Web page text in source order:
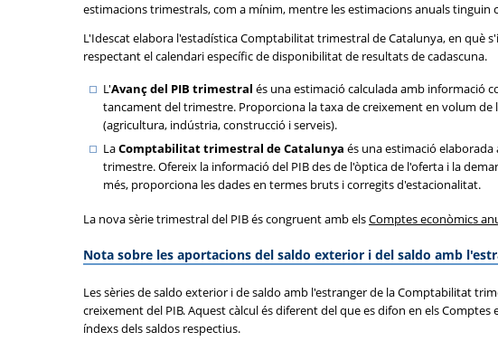
estimacions trimestrals, com a mínim, mentre les estimacions anuals tinguin
L'Idescat elabora l'estadística Comptabilitat trimestral de Catalunya, en què
respectant el calendari específic de disponibilitat de resultats de cadascuna.
L'Avanç del PIB trimestral és una estimació calculada amb informació
tancament del trimestre. Proporciona la taxa de creixement en volum
(agricultura, indústria, construcció i serveis).
LaComptabilitat trimestral de Catalunya és una estimació
trimestre. Ofereix la informació del PIB des de l'òptica de l'oferta i la
més, proporciona les dades en termes bruts i corregits d'estacionalitat.
La nova sèrie trimestral del PIB és congruent amb elsComptes econòmics
Nota sobre les aportacions del saldo exterior i del saldo amb
Les sèries de saldo exterior i de saldo amb l'estranger de la Comptabilitat
creixement del PIB. Aquest càlcul és diferent del que es difon en els
índexs dels saldos respectius.